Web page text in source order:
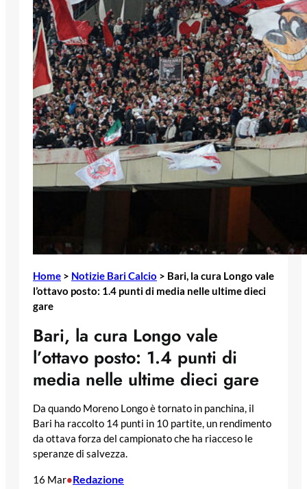
Home > Notizie Bari Calcio > Bari, la cura Longo vale
l’ottavo posto: 1.4 punti di media nelle ultime dieci
gare
Bari, la cura Longo vale
l’ottavo posto: 1.4 punti di
media nelle ultime dieci gare
Da quando Moreno Longo è tornato in panchina, il
Bari ha raccolto 14 punti in 10 partite, un rendimento
da ottava forza del campionato che ha riacceso le
speranze di salvezza.
16 Mar•Redazione